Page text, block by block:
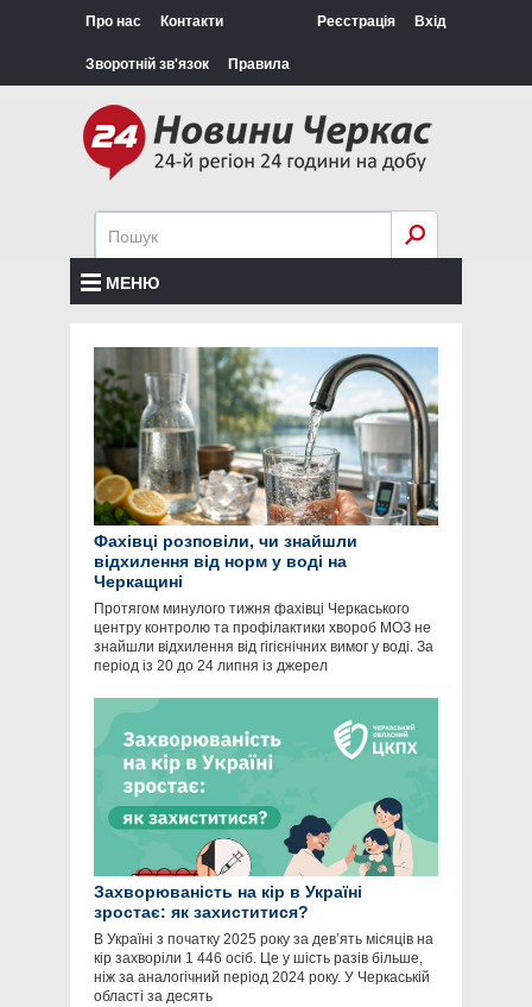
Про нас Контакти
Зворотній зв'язок Правила
Реєстрація Вхід
МЕНЮ
Фахівці розповіли, чи знайшли
відхилення від норм у воді на
Черкащині
Протягом минулого тижня фахівці Черкаського
центру контролю та профілактики хвороб МОЗ не
знайшли відхилення від гігієнічних вимог у воді. За
період із 20 до 24 липня із джерел
Захворюваність на кір в Україні
зростає: як захиститися?
В Україні з початку 2025 року за дев’ять місяців на
кір захворіли 1 446 осіб. Це у шість разів більше,
ніж за аналогічний період 2024 року. У Черкаській
області за десять